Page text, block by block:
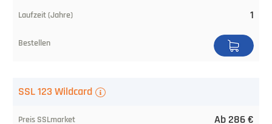
Validierung
1
SSL 123 Wildcard
Ab 286 €